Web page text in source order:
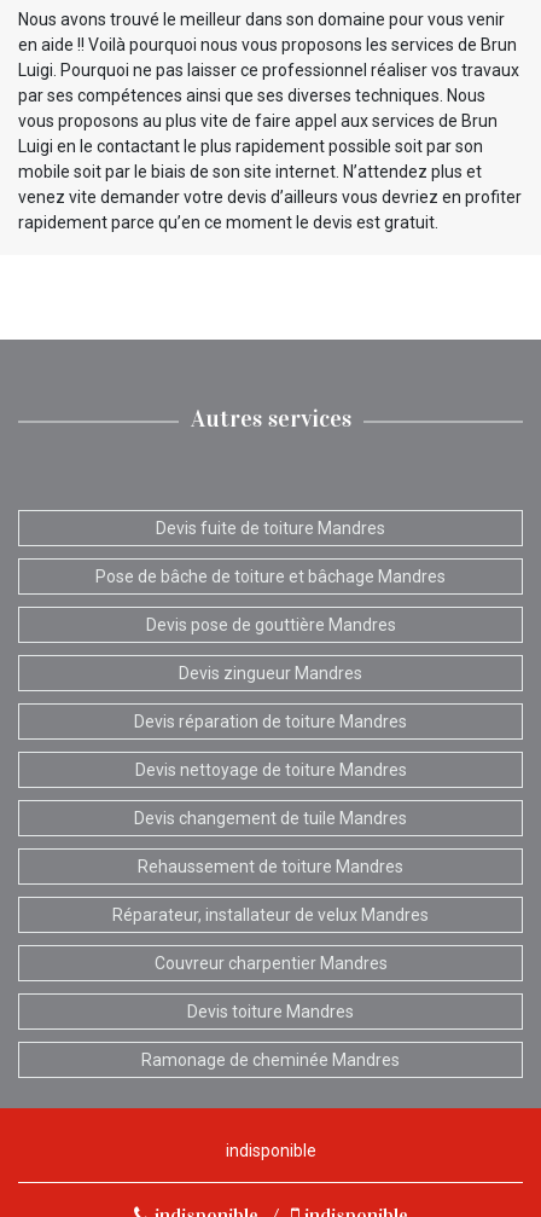
Nous avons trouvé le meilleur dans son domaine pour vous venir
en aide !! Voilà pourquoi nous vous proposons les services de Brun
Luigi. Pourquoi ne pas laisser ce professionnel réaliser vos travaux
par ses compétences ainsi que ses diverses techniques. Nous
vous proposons au plus vite de faire appel aux services de Brun
Luigi en le contactant le plus rapidement possible soit par son
mobile soit par le biais de son site internet. N’attendez plus et
venez vite demander votre devis d’ailleurs vous devriez en profiter
rapidement parce qu’en ce moment le devis est gratuit.
Autres services
Devis fuite de toiture Mandres
Pose de bâche de toiture et bâchage Mandres
Devis pose de gouttière Mandres
Devis zingueur Mandres
Devis réparation de toiture Mandres
Devis nettoyage de toiture Mandres
Devis changement de tuile Mandres
Rehaussement de toiture Mandres
Réparateur, installateur de velux Mandres
Couvreur charpentier Mandres
Devis toiture Mandres
Ramonage de cheminée Mandres
indisponible